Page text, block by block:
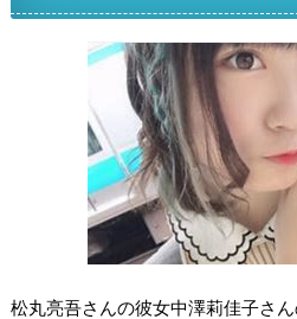
松丸亮吾さんの彼女中澤莉佳子さん